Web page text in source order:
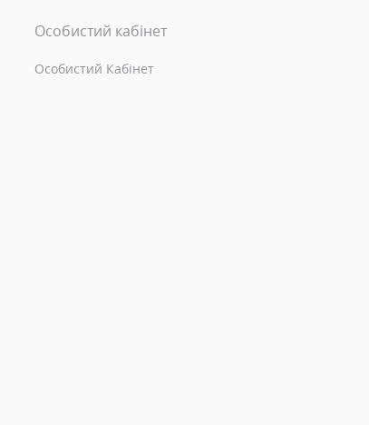
Особистий кабінет
Особистий Кабінет